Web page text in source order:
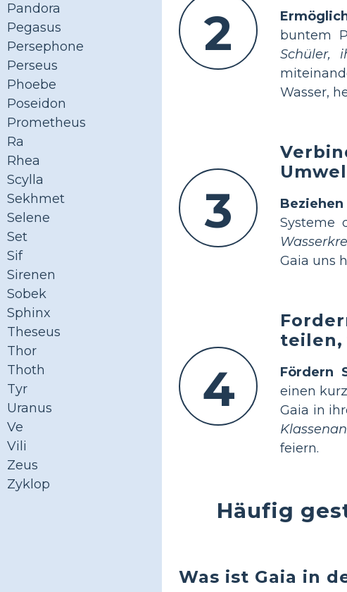
Pandora
Pegasus
Persephone
Perseus
Phoebe
Poseidon
Prometheus
Ra
Rhea
Scylla
Sekhmet
Selene
Set
Sif
Sirenen
Sobek
Sphinx
Theseus
Thor
Thoth
Tyr
Uranus
Ve
Vili
Zeus
Zyklop
2
buntem
Schüler,
Wasser,
3
Systeme
Gaia uns
4
teilen,
Fördern
einen
Gaia in
feiern.
Häufig
Was ist Gaia in